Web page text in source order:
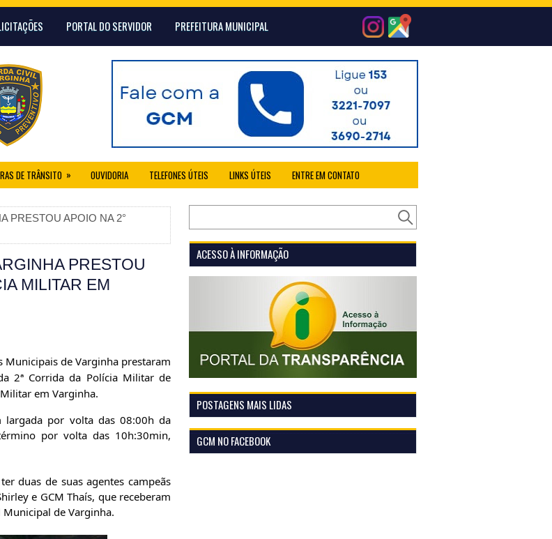
PORTAL DO SERVIDOR PREFEITURA MUNICIPAL
DE TRÂNSITO » OUVIDORIA TELEFONES ÚTEIS LINKS ÚTEIS ENTRE EM CONTATO
PRESTOU APOIO NA 2°
PRESTOU
MILITAR EM
de Varginha prestaram
2ª Corrida da Polícia Militar de
em Varginha.
por volta das 08:00h da
por volta das 10h:30min,
duas de suas agentes campeãs
e GCM Thaís, que receberam
de Varginha.
ACESSO À INFORMAÇÃO
POSTAGENS MAIS LIDAS
GCM NO FACEBOOK